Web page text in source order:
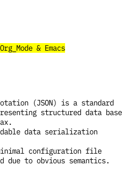
& Emacs
(JSON) is a standard
structured data
data serialization
configuration file
due to obvious semantics.